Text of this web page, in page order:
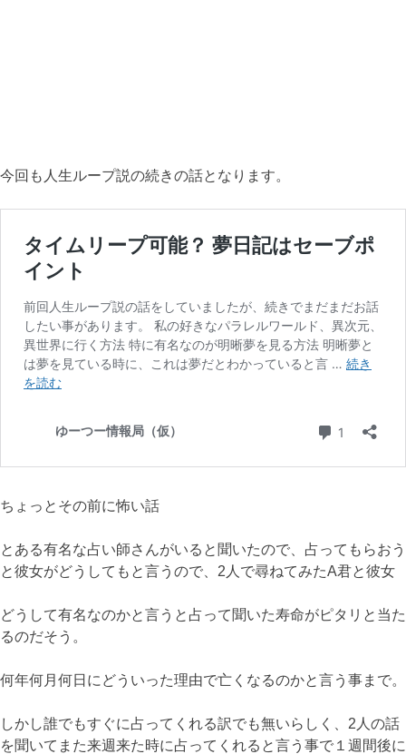
今回も人生ループ説の続きの話となります。
ちょっとその前に怖い話
とある有名な占い師さんがいると聞いたので、占ってもらおう
と彼女がどうしてもと言うので、2人で尋ねてみたA君と彼女
どうして有名なのかと言うと占って聞いた寿命がピタリと当た
るのだそう。
何年何月何日にどういった理由で亡くなるのかと言う事まで。
しかし誰でもすぐに占ってくれる訳でも無いらしく、2人の話
を聞いてまた来週来た時に占ってくれると言う事で１週間後に